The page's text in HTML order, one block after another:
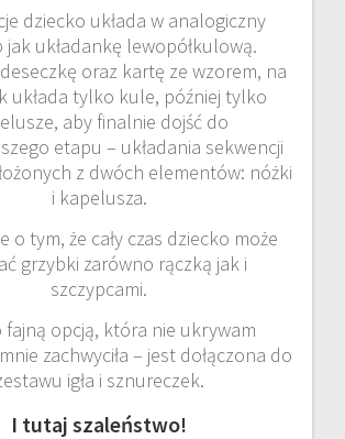
dziecko układa w analogiczny
jak układankę lewopółkulową.
oraz kartę ze wzorem, na
układa tylko kule, później tylko
aby finalnie dojść do
etapu – układania sekwencji
z dwóch elementów: nóżki
i kapelusza.
o tym, że cały czas dziecko może
grzybki zarówno rączką jak i
szczypcami.
fajną opcją, która nie ukrywam
zachwyciła – jest dołączona do
igła i sznureczek.
I tutaj szaleństwo!